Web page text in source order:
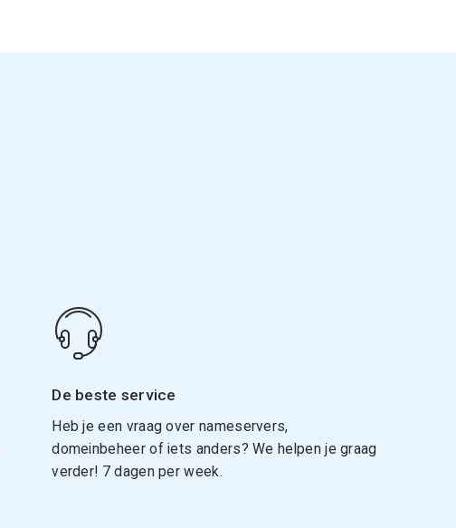
De beste service
Heb je een vraag over nameservers,
domeinbeheer of iets anders? We helpen je graag
verder! 7 dagen per week.